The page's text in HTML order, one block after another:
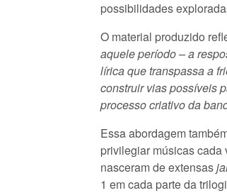
possibilidades
O material produzido
aquele período – a
lírica que transpassa a
construir vias possíveis
processo criativo da
Essa abordagem
privilegiar músicas cada
nasceram de extensas
1 em cada parte da